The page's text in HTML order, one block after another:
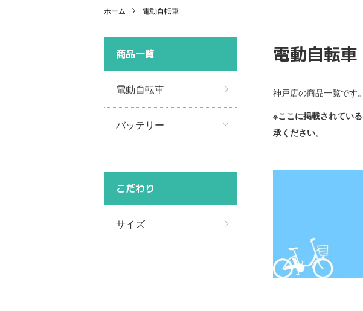
ホーム 電動自転車
電動自転車
神戸店の商品一覧です。
※ここに掲載されてい
承ください。
商品一覧
電動自転車
バッテリー
こだわり
サイズ